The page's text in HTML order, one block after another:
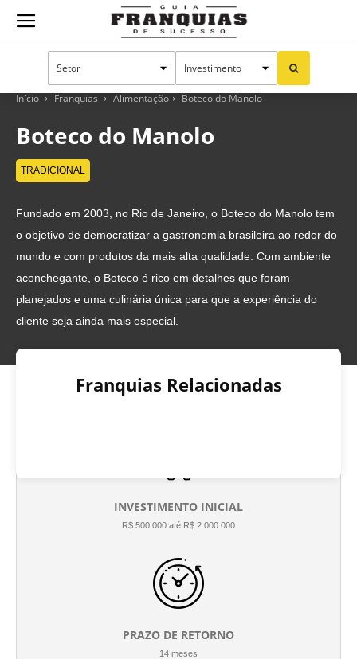
Guia
Franquias
Sucesso
Início Franquias Alimentação Boteco do Manolo
Boteco do Manolo
TRADICIONAL
Fundado em 2003, no Rio de Janeiro, o Boteco do Manolo tem
o objetivo de democratizar a gastronomia brasileira ao redor do
mundo e com produtos da mais alta qualidade. Com ambiente
aconchegante, o Boteco é rico em detalhes que foram
planejados e uma culinária única para que a experiência do
cliente seja ainda mais especial.
Franquias Relacionadas
INVESTIMENTO INICIAL
R$ 500.000 até R$ 2.000.000
PRAZO DE RETORNO
14 meses